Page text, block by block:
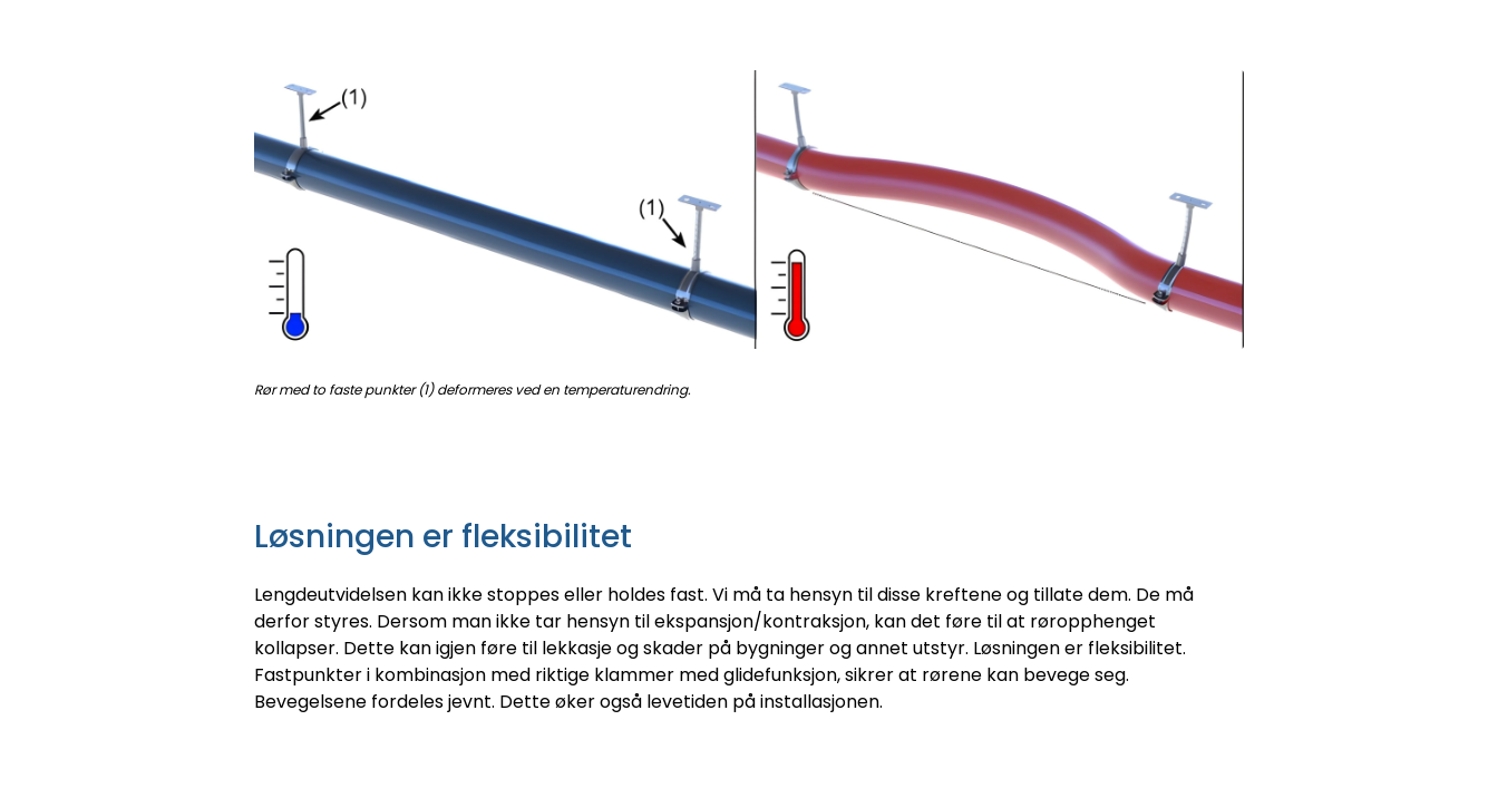
Rør med to faste punkter (1) deformeres ved en temperaturendring.
Løsningen er fleksibilitet
Lengdeutvidelsen kan ikke stoppes eller holdes fast. Vi må ta hensyn til disse kreftene og tillate dem. De må
derfor styres. Dersom man ikke tar hensyn til ekspansjon/kontraksjon, kan det føre til at røropphenget
kollapser. Dette kan igjen føre til lekkasje og skader på bygninger og annet utstyr. Løsningen er fleksibilitet.
Fastpunkter i kombinasjon med riktige klammer med glidefunksjon, sikrer at rørene kan bevege seg.
Bevegelsene fordeles jevnt. Dette øker også levetiden på installasjonen.